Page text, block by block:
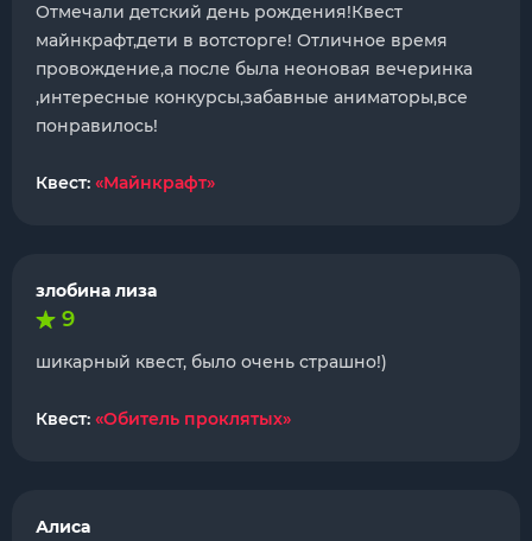
Отмечали детский день рождения!Квест
майнкрафт,дети в вотсторге! Отличное время
провождение,а после была неоновая вечеринка
,интересные конкурсы,забавные аниматоры,все
понравилось!
Квест: «Майнкрафт»
злобина лиза
9
шикарный квест, было очень страшно!)
Квест: «Обитель проклятых»
Алиса